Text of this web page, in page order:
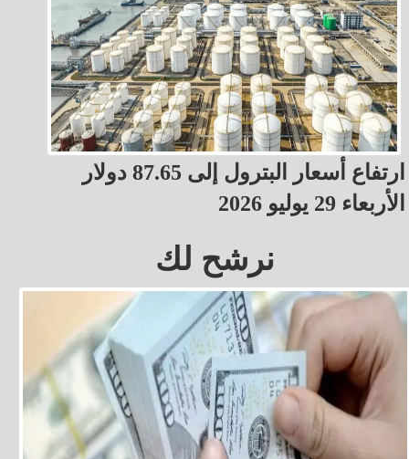
ارتفاع أسعار البترول إلى 87.65 دولار
الأربعاء 29 يوليو 2026
نرشح لك